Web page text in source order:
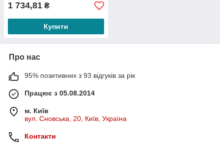
1 734,81 ₴
Купити
Про нас
95% позитивних з 93 відгуків за рік
Працює з 05.08.2014
м. Київ
вул. Сновська, 20, Київ, Україна
Контакти